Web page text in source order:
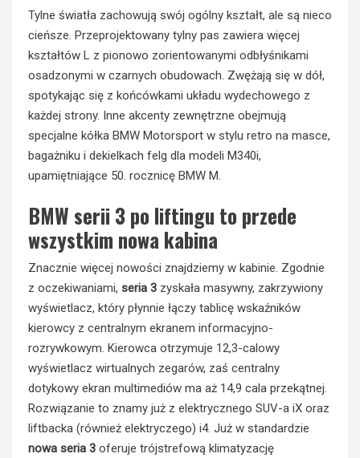
Tylne światła zachowują swój ogólny kształt, ale są nieco
cieńsze. Przeprojektowany tylny pas zawiera więcej
kształtów L z pionowo zorientowanymi odbłyśnikami
osadzonymi w czarnych obudowach. Zwężają się w dół,
spotykając się z końcówkami układu wydechowego z
każdej strony. Inne akcenty zewnętrzne obejmują
specjalne kółka BMW Motorsport w stylu retro na masce,
bagażniku i dekielkach felg dla modeli M340i,
upamiętniające 50. rocznicę BMW M.
BMW serii 3 po liftingu to przede
wszystkim nowa kabina
Znacznie więcej nowości znajdziemy w kabinie. Zgodnie
z oczekiwaniami, seria 3 zyskała masywny, zakrzywiony
wyświetlacz, który płynnie łączy tablicę wskaźników
kierowcy z centralnym ekranem informacyjno-
rozrywkowym. Kierowca otrzymuje 12,3-calowy
wyświetlacz wirtualnych zegarów, zaś centralny
dotykowy ekran multimediów ma aż 14,9 cala przekątnej.
Rozwiązanie to znamy już z elektrycznego SUV-a iX oraz
liftbacka (również elektryczego) i4. Już w standardzie
nowa seria 3 oferuje trójstrefową klimatyzację